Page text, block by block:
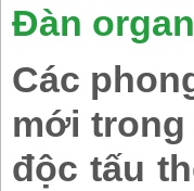
Đàn organ
Các
mới trong
độc tấu